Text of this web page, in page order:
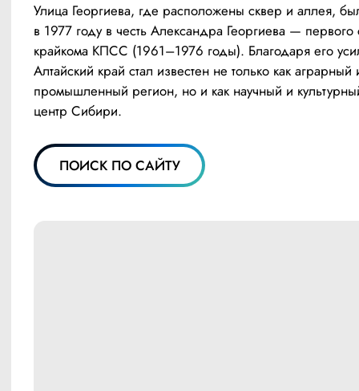
Улица Георгиева, где расположены сквер и аллея,
в 1977 году в честь Александра Георгиева — первого
крайкома КПСС (1961–1976 годы). Благодаря его
Алтайский край стал известен не только как аграрный
промышленный регион, но и как научный и
центр Сибири.
ПОИСК ПО САЙТУ